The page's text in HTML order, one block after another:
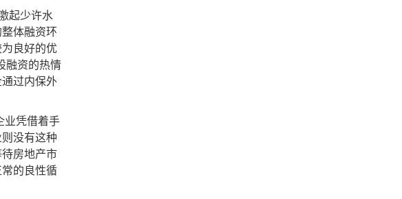
起少许水
体融资环
良好的优
融资的热情
过内保外
凭借着手
没有这种
房地产市
的良性循